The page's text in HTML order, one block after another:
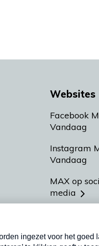
Websites
Facebook
Vandaag
Instagram
Vandaag
MAX op
media
Meldpunt